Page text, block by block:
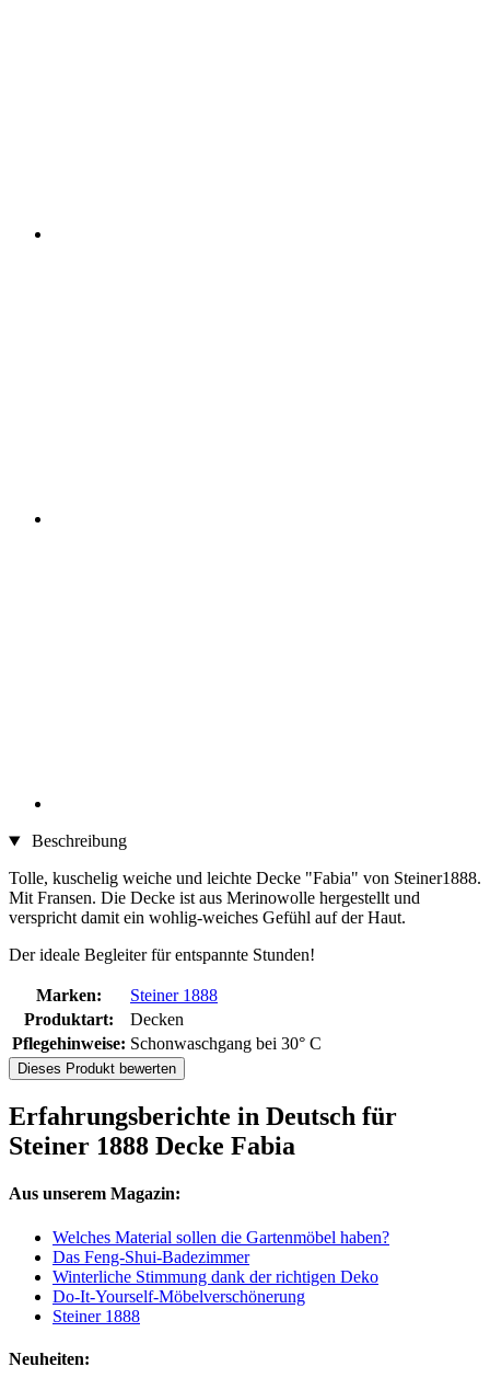
Beschreibung
Tolle, kuschelig weiche und leichte Decke "Fabia" von Steiner1888.
Mit Fransen. Die Decke ist aus Merinowolle hergestellt und
verspricht damit ein wohlig-weiches Gefühl auf der Haut.
Der ideale Begleiter für entspannte Stunden!
Marken:
Steiner 1888
Produktart:
Decken
Pflegehinweise: Schonwaschgang bei 30° C
Dieses Produkt bewerten
Erfahrungsberichte in Deutsch für
Steiner 1888 Decke Fabia
Aus unserem Magazin:
Welches Material sollen die Gartenmöbel haben?
Das Feng-Shui-Badezimmer
Winterliche Stimmung dank der richtigen Deko
Do-It-Yourself-Möbelverschönerung
Steiner 1888
Neuheiten: